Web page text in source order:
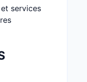
services